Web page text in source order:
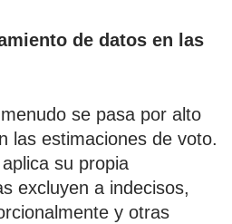
de datos en las
se pasa por alto
las estimaciones de voto.
su propia
excluyen a indecisos,
y otras